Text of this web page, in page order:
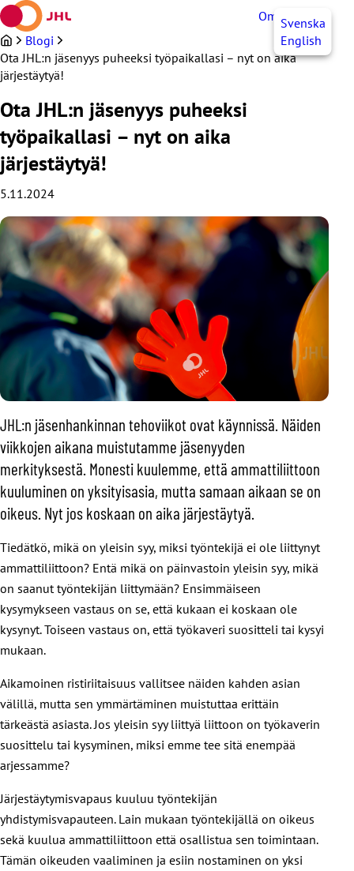
Siirry
sisältöön
OmaJHLSvenska
English
Blogi
Ota JHL:n jäsenyys puheeksi työpaikallasi – nyt on aika
järjestäytyä!
Ota JHL:n jäsenyys puheeksi
työpaikallasi – nyt on aika
järjestäytyä!
5.11.2024
JHL:n jäsenhankinnan tehoviikot ovat käynnissä. Näiden
viikkojen aikana muistutamme jäsenyyden
merkityksestä. Monesti kuulemme, että ammattiliittoon
kuuluminen on yksityisasia, mutta samaan aikaan se on
oikeus. Nyt jos koskaan on aika järjestäytyä.
Tiedätkö, mikä on yleisin syy, miksi työntekijä ei ole liittynyt
ammattiliittoon? Entä mikä on päinvastoin yleisin syy, mikä
on saanut työntekijän liittymään? Ensimmäiseen
kysymykseen vastaus on se, että kukaan ei koskaan ole
kysynyt. Toiseen vastaus on, että työkaveri suositteli tai kysyi
mukaan.
Aikamoinen ristiriitaisuus vallitsee näiden kahden asian
välillä, mutta sen ymmärtäminen muistuttaa erittäin
tärkeästä asiasta. Jos yleisin syy liittyä liittoon on työkaverin
suosittelu tai kysyminen, miksi emme tee sitä enempää
arjessamme?
Järjestäytymisvapaus kuuluu työntekijän
yhdistymisvapauteen. Lain mukaan työntekijällä on oikeus
sekä kuulua ammattiliittoon että osallistua sen toimintaan.
Tämän oikeuden vaaliminen ja esiin nostaminen on yksi